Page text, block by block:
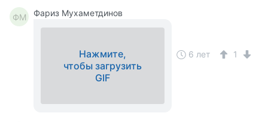
ФМ Фариз Мухаметдинов
Нажмите,
чтобы загрузить
GIF
6 лет 1